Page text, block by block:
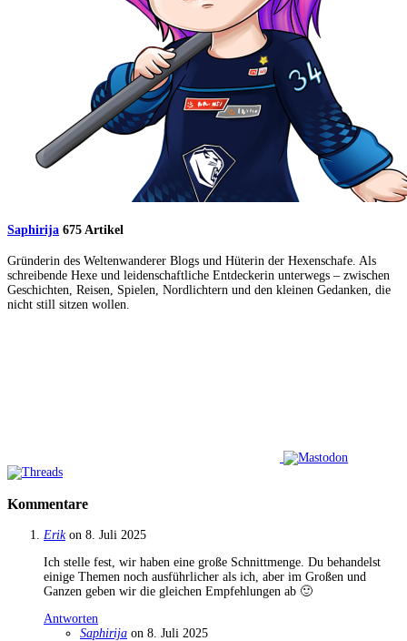
Saphirija 675 Artikel
Gründerin des Weltenwanderer Blogs und Hüterin der Hexenschafe. Als
schreibende Hexe und leidenschaftliche Entdeckerin unterwegs – zwischen
Geschichten, Reisen, Spielen, Nordlichtern und den kleinen Gedanken, die
nicht still sitzen wollen.
Kommentare
Erik on 8. Juli 2025
Ich stelle fest, wir haben eine große Schnittmenge. Du behandelst
einige Themen noch ausführlicher als ich, aber im Großen und
Ganzen geben wir die gleichen Empfehlungen ab 🙂
Antworten
Saphirija on 8. Juli 2025